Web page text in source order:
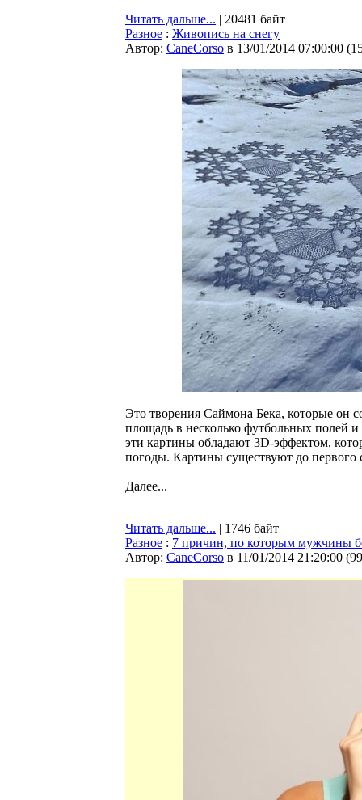
Читать дальше... | 20481 байт
Разное : Живопись на снегу
Автор: CaneCorso в 13/01/2014 07:00:00 (
Это творения Саймона Бека, которые он
площадь в несколько футбольных полей
эти картины обладают 3D-эффектом,
погоды. Картины существуют до первого
Далее...
Читать дальше... | 1746 байт
Разное : 7 причин, по которым мужчины
Автор: CaneCorso в 11/01/2014 21:20:00 (